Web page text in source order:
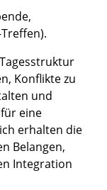
.
Konflikte zu
und
eine
erhalten die
Belangen,
Integration